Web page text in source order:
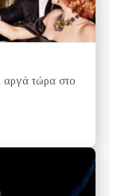
αργά τώρα στο